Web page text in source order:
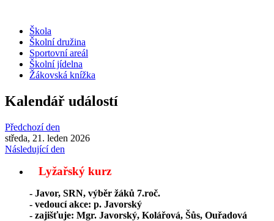
Škola
Školní družina
Sportovní areál
Školní jídelna
Žákovská knížka
Kalendář událostí
Předchozí den
středa, 21. leden 2026
Následující den
Lyžařský kurz
- Javor, SRN, výběr žáků 7.roč.
- vedoucí akce: p. Javorský
- zajišťuje: Mgr. Javorský, Kolářová, Šůs, Ouřadová